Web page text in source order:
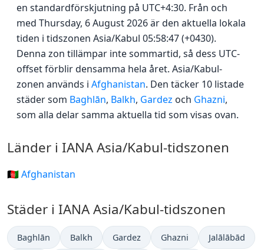
en standardförskjutning på UTC+4:30. Från och
med Thursday, 6 August 2026 är den aktuella lokala
tiden i tidszonen Asia/Kabul 05:58:47 (+0430).
Denna zon tillämpar inte sommartid, så dess UTC-
offset förblir densamma hela året. Asia/Kabul-
zonen används i Afghanistan. Den täcker 10 listade
städer som Baghlān, Balkh, Gardez och Ghazni,
som alla delar samma aktuella tid som visas ovan.
Länder i IANA Asia/Kabul-tidszonen
🇦🇫 Afghanistan
Städer i IANA Asia/Kabul-tidszonen
Baghlān Balkh Gardez Ghazni Jalālābād